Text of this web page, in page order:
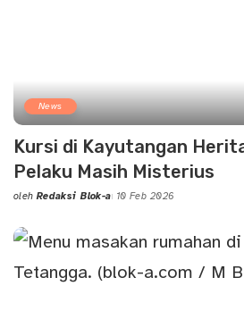
News
Kursi di Kayutangan
Pelaku Masih Misterius
Posted
oleh Redaksi Blok-a 10 Feb 2026